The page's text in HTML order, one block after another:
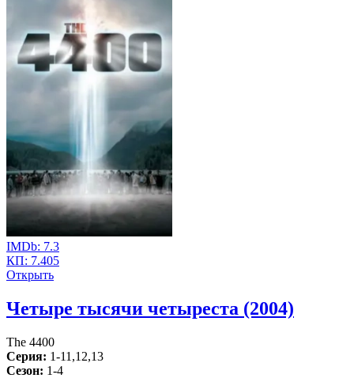
IMDb: 7.3
КП: 7.405
Открыть
Четыре тысячи четыреста (2004)
The 4400
Серия: 1-11,12,13
Сезон: 1-4